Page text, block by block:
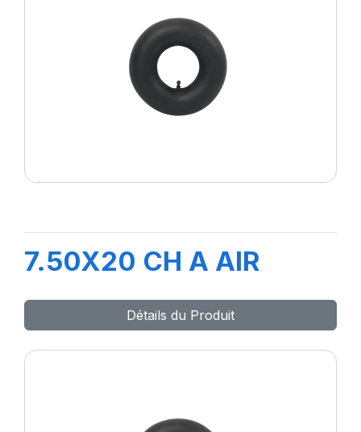
7.50X20 CH A AIR
Détails du Produit